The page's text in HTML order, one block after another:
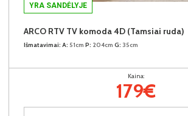
YRA SANDĖLYJE
ARCO RTV TV komoda 4D (Tamsiai ruda)
Išmatavimai: A: 51cm P: 204cm G: 35cm
Kaina:
179€